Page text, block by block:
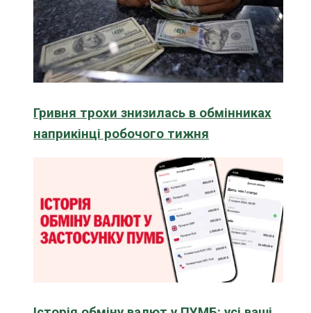
Гривня трохи знизилась в обмінниках
наприкінці робочого тижня